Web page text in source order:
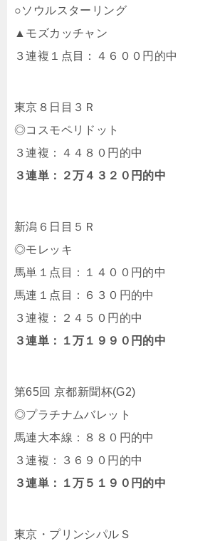
○ソウルスターリング
▲モズカッチャン
３連複１点目：４６００円的中
東京８日目３Ｒ
◎コスモペリドット
３連複：４４８０円的中
３連単：２万４３２０円的中
新潟６日目５Ｒ
◎モレッキ
馬単１点目：１４００円的中
馬連１点目：６３０円的中
３連複：２４５０円的中
３連単：１万１９９０円的中
第65回 京都新聞杯(G2)
◎プラチナムバレット
馬連大本線：８８０円的中
３連複：３６９０円的中
３連単：１万５１９０円的中
東京・プリンシパルＳ